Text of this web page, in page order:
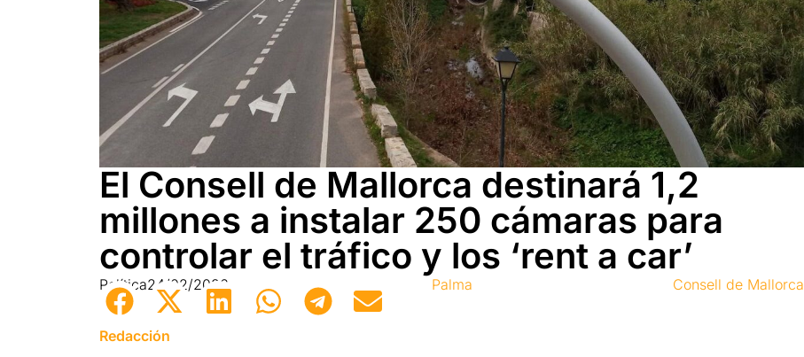
El Consell de Mallorca destinará 1,2
millones a instalar 250 cámaras para
controlar el tráfico y los ‘rent a car’
Política24/02/2026 Palma Consell de Mallorca
Redacción